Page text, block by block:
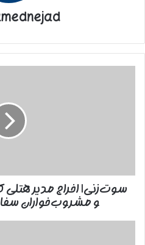
و
مشروب‌خواران
سوت‌زنی| اخراج مدیر هتلی
و مشروب‌خواران